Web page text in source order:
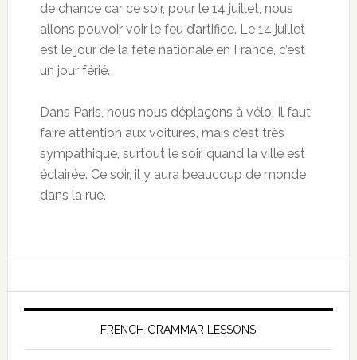
de chance car ce soir, pour le 14 juillet, nous
allons pouvoir voir le feu d’artifice. Le 14 juillet
est le jour de la fête nationale en France, c’est
un jour férié.
Dans Paris, nous nous déplaçons à vélo. Il faut
faire attention aux voitures, mais c’est très
sympathique, surtout le soir, quand la ville est
éclairée. Ce soir, il y aura beaucoup de monde
dans la rue.
FRENCH GRAMMAR LESSONS